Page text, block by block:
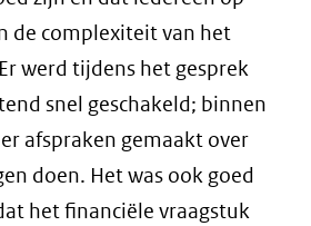
de complexiteit van het
werd tijdens het gesprek
snel geschakeld; binnen
afspraken gemaakt over
doen. Het was ook goed
het financiële vraagstuk